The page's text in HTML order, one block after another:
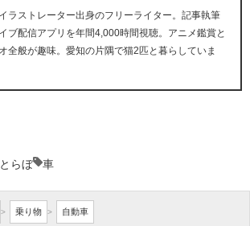
ラストレーター出身のフリーライター。記事執筆
ブ配信アプリを年間4,000時間視聴。アニメ鑑賞と
全般が趣味。愛知の片隅で猫2匹と暮らしていま
らぼ 車
> 乗り物 > 自動車